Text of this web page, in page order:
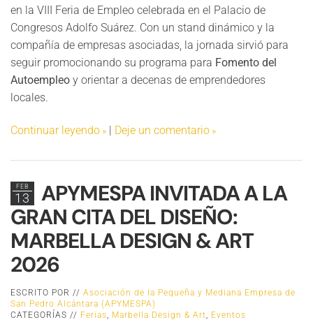
en la VIII Feria de Empleo celebrada en el Palacio de
Congresos Adolfo Suárez. Con un stand dinámico y la
compañía de empresas asociadas, la jornada sirvió para
seguir promocionando su programa para Fomento del
Autoempleo y orientar a decenas de emprendedores
locales.
Continuar leyendo | Deje un comentario
FEB
13
APYMESPA INVITADA A LA
GRAN CITA DEL DISEÑO:
MARBELLA DESIGN & ART
2026
ESCRITO POR // Asociación de la Pequeña y Mediana Empresa de
San Pedro Alcántara (APYMESPA)
CATEGORÍAS // Ferias, Marbella Design & Art, Eventos